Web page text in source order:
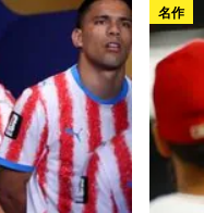
名作